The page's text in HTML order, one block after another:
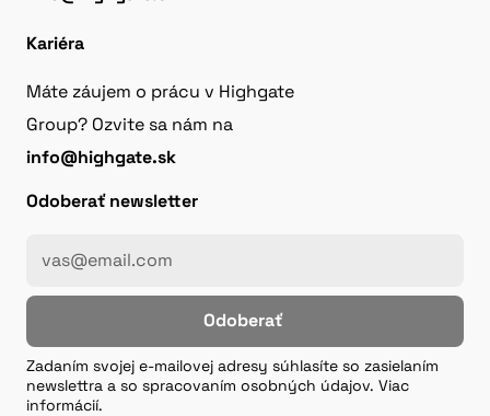
Kariéra
Máte záujem o prácu v Highgate
Group? Ozvite sa nám na
info@highgate.sk
Odoberať newsletter
Odoberať
Zadaním svojej e-mailovej adresy súhlasíte so zasielaním
newslettra a so spracovaním osobných údajov. Viac
informácií.